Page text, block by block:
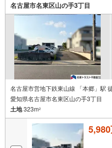
名古屋市名東区山の手3丁目
名古屋市営地下鉄東山線 「本郷」駅
愛知県名古屋市名東区山の手3丁目
土地323m2